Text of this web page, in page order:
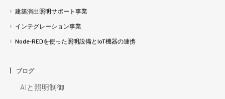
建築演出照明サポート事業
インテグレーション事業
Node-REDを使った照明設備とIoT機器の連携
ブログ
AIと照明制御